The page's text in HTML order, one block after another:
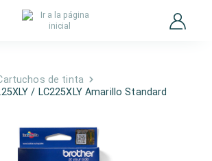
de tinta
/ LC225XLY Amarillo Standard